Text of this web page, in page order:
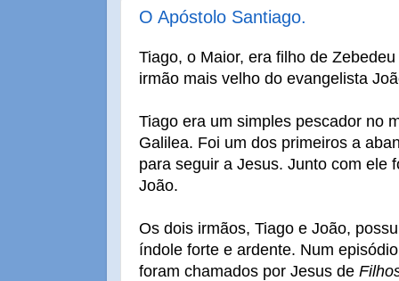
O Apóstolo Santiago.
Tiago, o Maior, era filho de
irmão mais velho do evangelista
Tiago era um simples pescador no
Galilea. Foi um dos primeiros a
para seguir a Jesus. Junto com ele
João.
Os dois irmãos, Tiago e João,
índole forte e ardente. Num
foram chamados por Jesus de